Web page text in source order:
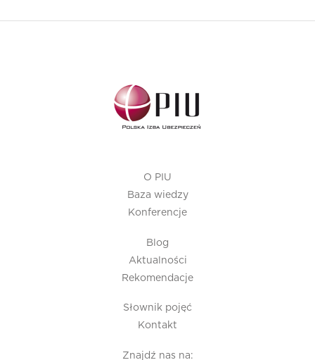
O PIU
Baza wiedzy
Konferencje
Blog
Aktualności
Rekomendacje
Słownik pojęć
Kontakt
Znajdź nas na: